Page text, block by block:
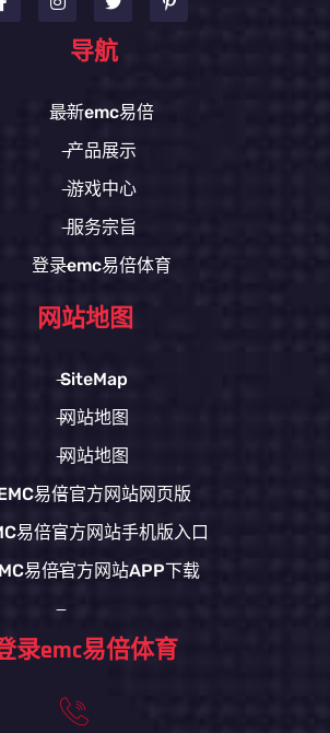
导航
最新emc易倍
产品展示
游戏中心
服务宗旨
登录emc易倍体育
网站地图
SiteMap
网站地图
网站地图
易倍官方网站网页版
易倍官方网站手机版入口
易倍官方网站APP下载
录emc易倍体育